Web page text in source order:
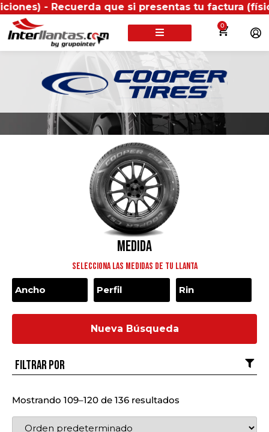
que si presentas tu factura (física o
0
BUSCA TU LLANTA POR:
Medida
Selecciona las medidas de tu llanta
Nueva Búsqueda
Filtrar por
Mostrando 109–120 de 136 resultados